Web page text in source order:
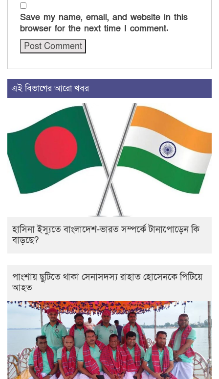
Save my name, email, and website in this
browser for the next time I comment.
এই বিভাগের আরো খবর
হাসিনা ইস্যুতে বাংলাদেশ-ভারত সম্পর্কে টানাপোড়েন কি
বাড়ছে?
পাংশায় ছুটিতে থাকা সেনাসদস্য রাহাত হোসেনকে পিটিয়ে
আহত